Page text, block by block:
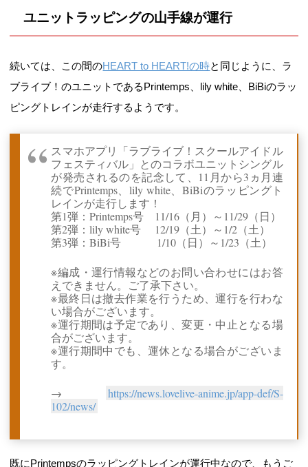
ユニットラッピングの山手線が運行
続いては、この間のHEART to HEART!の時と同じように、ラ
ブライブ！のユニットであるPrintemps、lily white、BiBiのラッ
ピングトレインが走行するようです。
スマホアプリ「ラブライブ！スクールアイドル
フェスティバル」とのコラボユニットシングル
が発売されるのを記念して、11月から3ヵ月連
続でPrintemps、lily white、BiBiのラッピングト
レインが走行します！
第1弾：Printemps号 11/16（月）～11/29（日）
第2弾：lily white号 12/19（土）～1/2（土）
第3弾：BiBi号 1/10（日）～1/23（土）
※編成・運行情報などのお問い合わせにはお答
えできません。ご了承下さい。
※最終日は撤去作業を行うため、運行を行わな
い場合がございます。
※運行期間は予定であり、変更・中止となる場
合がございます。
※運行期間中でも、運休となる場合がございま
す。
→
https://news.lovelive-anime.jp/app-def/S-
102/news/
既にPrintempsのラッピングトレインが運行中なので、もうご